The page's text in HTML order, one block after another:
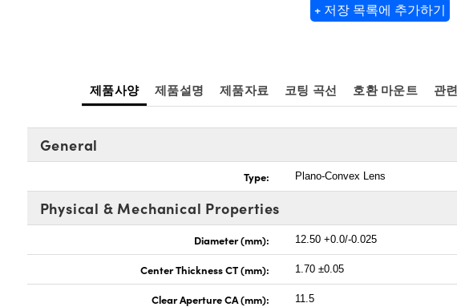
+ 저장 목록에 추가하기
제품사양 제품설명 제품자료 코팅 곡선 호환 마운트 관
General
Type: Plano-Convex Lens
Physical & Mechanical Properties
Diameter (mm): 12.50 +0.0/-0.025
Center Thickness CT (mm): 1.70 ±0.05
Clear Aperture CA (mm): 11.5